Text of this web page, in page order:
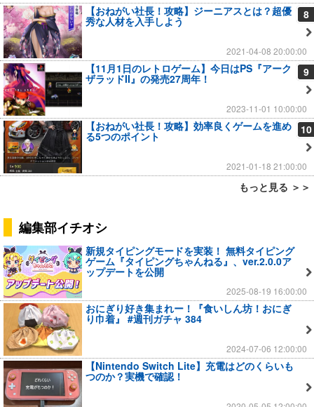
8
【おねがい社長！攻略】ジーニアスとは？超優
秀な人材を入手しよう
2021-04-08 20:00:00
9
【11月1日のレトロゲーム】今日はPS『アーク
ザラッドII』の発売27周年！
2023-11-01 10:00:00
10
【おねがい社長！攻略】効率良くゲームを進め
る5つのポイント
2021-01-18 21:00:00
もっと見る ＞＞
編集部イチオシ
新規タイピングモードを実装！ 無料タイピング
ゲーム『タイピングちゃんねる』、ver.2.0.0ア
ップデートを公開
2025-08-19 16:00:00
おにぎり好き集まれー！『食いしん坊！おにぎ
り巾着』 #週刊ガチャ 384
2024-07-06 12:00:00
【Nintendo Switch Lite】充電はどのくらいも
つのか？実機で確認！